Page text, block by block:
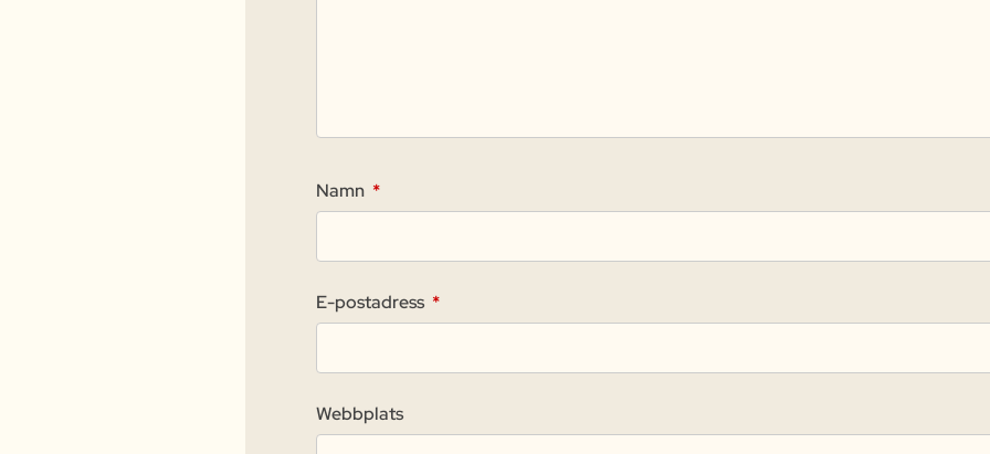
Namn *
E-postadress *
Webbplats